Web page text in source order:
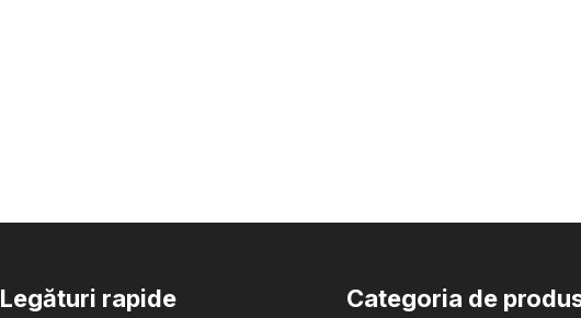
Legături rapide Categoria de